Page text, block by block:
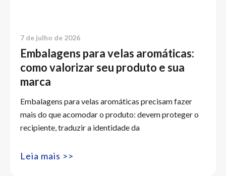
Embalagens para velas aromáticas:
como valorizar seu produto e sua
marca
7 de julho de 2026
Embalagens para velas aromáticas precisam fazer
mais do que acomodar o produto: devem proteger o
recipiente, traduzir a identidade da
Leia mais >>